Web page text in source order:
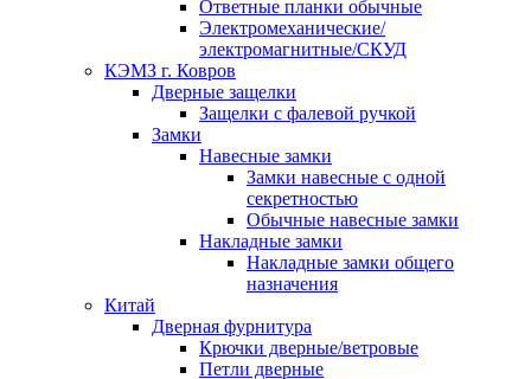
Ответные планки обычные
Электромеханические/
электромагнитные/СКУД
КЭМЗ г. Ковров
Дверные защелки
Защелки с фалевой ручкой
Замки
Навесные замки
Замки навесные с одной
секретностью
Обычные навесные замки
Накладные замки
Накладные замки общего
назначения
Китай
Дверная фурнитура
Крючки дверные/ветровые
Петли дверные